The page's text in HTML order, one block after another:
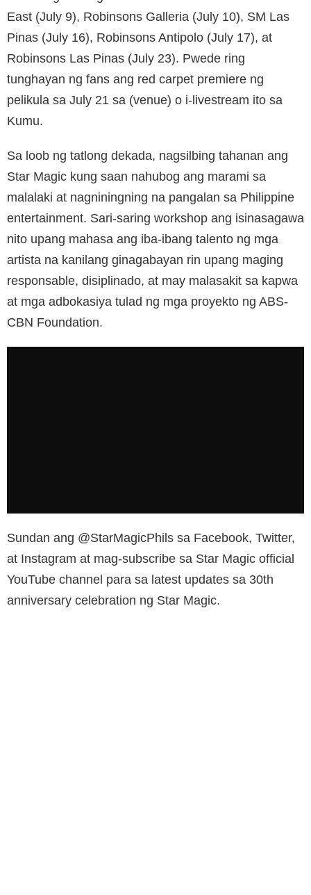
East (July 9), Robinsons Galleria (July 10), SM Las
Pinas (July 16), Robinsons Antipolo (July 17), at
Robinsons Las Pinas (July 23). Pwede ring
tunghayan ng fans ang red carpet premiere ng
pelikula sa July 21 sa (venue) o i-livestream ito sa
Kumu.
Sa loob ng tatlong dekada, nagsilbing tahanan ang
Star Magic kung saan nahubog ang marami sa
malalaki at nagniningning na pangalan sa Philippine
entertainment. Sari-saring workshop ang isinasagawa
nito upang mahasa ang iba-ibang talento ng mga
artista na kanilang ginagabayan rin upang maging
responsable, disiplinado, at may malasakit sa kapwa
at mga adbokasiya tulad ng mga proyekto ng ABS-
CBN Foundation.
Sundan ang @StarMagicPhils sa Facebook, Twitter,
at Instagram at mag-subscribe sa Star Magic official
YouTube channel para sa latest updates sa 30th
anniversary celebration ng Star Magic.